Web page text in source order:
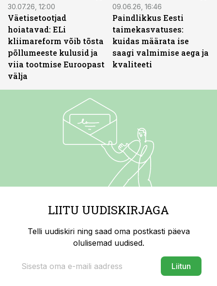
30.07.26, 12:00
Väetisetootjad
hoiatavad: ELi
kliimareform võib tõsta
põllumeeste kulusid ja
viia tootmise Euroopast
välja
09.06.26, 16:46
Paindlikkus Eesti
taimekasvatuses:
kuidas määrata ise
saagi valmimise aega ja
kvaliteeti
LIITU UUDISKIRJAGA
Telli uudiskiri ning saad oma postkasti päeva
olulisemad uudised.
Liitun